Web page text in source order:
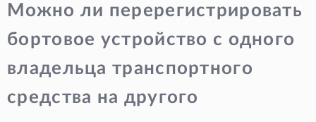
Можно ли перерегистрировать
бортовое устройство с одного
владельца транспортного
средства на другого